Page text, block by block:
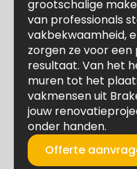
grootschalige
van professionals
vakbekwaamheid,
zorgen ze voor
resultaat. Van het
muren tot het
vakmensen uit
jouw
onder handen.
Offerte